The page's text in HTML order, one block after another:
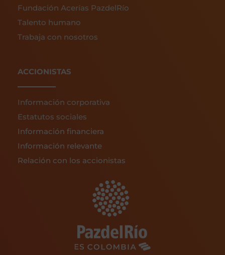
Fundación Acerías PazdelRío
Talento humano
Trabaja con nosotros
ACCIONISTAS
Información corporativa
Estatutos sociales
Información financiera
Información relevante
Relación con los accionistas